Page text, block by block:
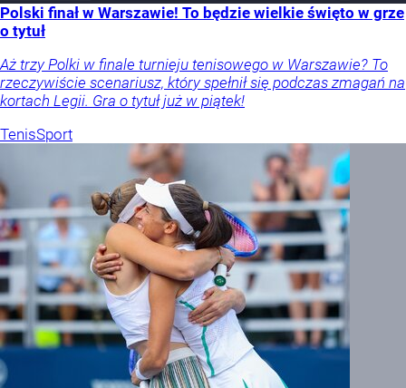
Polski finał w Warszawie! To będzie wielkie święto w grze
o tytuł
Aż trzy Polki w finale turnieju tenisowego w Warszawie? To
rzeczywiście scenariusz, który spełnił się podczas zmagań na
kortach Legii. Gra o tytuł już w piątek!
TenisSport